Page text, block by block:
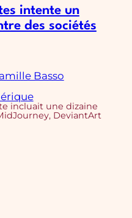
intente un
des sociétés
Basso
incluait une dizaine
DeviantArt